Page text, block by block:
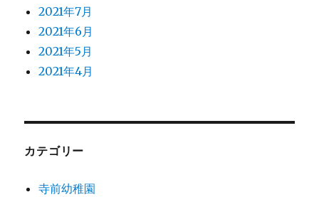
2021年7月
2021年6月
2021年5月
2021年4月
カテゴリー
寺前幼稚園